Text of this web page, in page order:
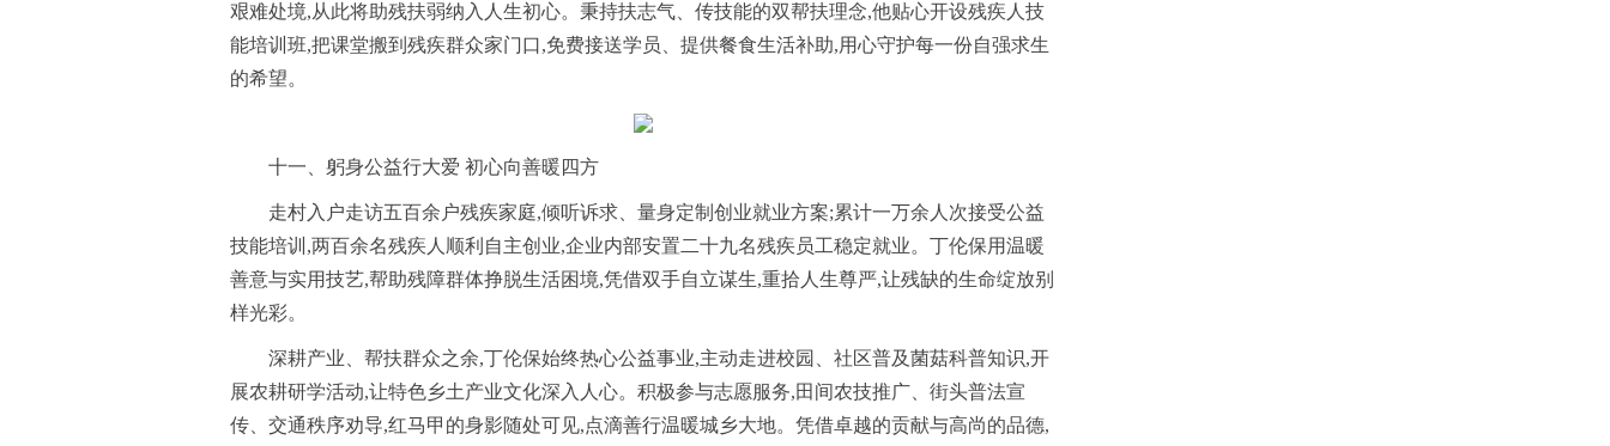
艰难处境,从此将助残扶弱纳入人生初心。秉持扶志气、传技能的双帮扶理念,他贴心开设残疾人技
能培训班,把课堂搬到残疾群众家门口,免费接送学员、提供餐食生活补助,用心守护每一份自强求生
的希望。
十一、躬身公益行大爱 初心向善暖四方
走村入户走访五百余户残疾家庭,倾听诉求、量身定制创业就业方案;累计一万余人次接受公益
技能培训,两百余名残疾人顺利自主创业,企业内部安置二十九名残疾员工稳定就业。丁伦保用温暖
善意与实用技艺,帮助残障群体挣脱生活困境,凭借双手自立谋生,重拾人生尊严,让残缺的生命绽放别
样光彩。
深耕产业、帮扶群众之余,丁伦保始终热心公益事业,主动走进校园、社区普及菌菇科普知识,开
展农耕研学活动,让特色乡土产业文化深入人心。积极参与志愿服务,田间农技推广、街头普法宣
传、交通秩序劝导,红马甲的身影随处可见,点滴善行温暖城乡大地。凭借卓越的贡献与高尚的品德,